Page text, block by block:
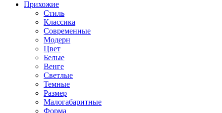
Прихожие
Стиль
Классика
Современные
Модерн
Цвет
Белые
Венге
Светлые
Темные
Размер
Малогабаритные
Форма